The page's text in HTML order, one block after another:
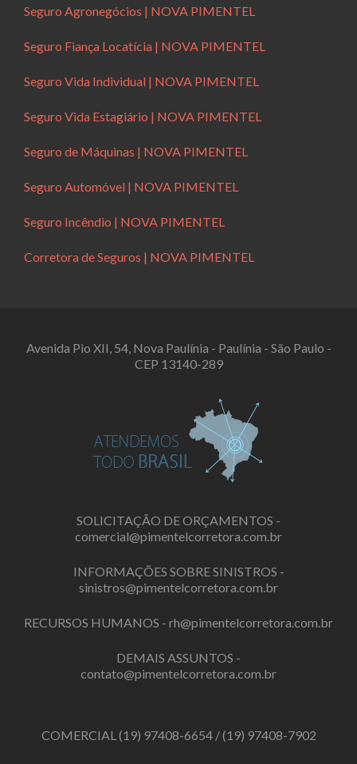
Seguro Agronegócios | NOVA PIMENTEL
Seguro Fiança Locatícia | NOVA PIMENTEL
Seguro Vida Individual | NOVA PIMENTEL
Seguro Vida Estagiário | NOVA PIMENTEL
Seguro de Máquinas | NOVA PIMENTEL
Seguro Automóvel | NOVA PIMENTEL
Seguro Incêndio | NOVA PIMENTEL
Corretora de Seguros | NOVA PIMENTEL
Avenida Pio XII, 54, Nova Paulínia - Paulínia - São Paulo -
CEP 13140-289
SOLICITAÇÃO DE ORÇAMENTOS -
comercial@pimentelcorretora.com.br
INFORMAÇÕES SOBRE SINISTROS -
sinistros@pimentelcorretora.com.br
RECURSOS HUMANOS - rh@pimentelcorretora.com.br
DEMAIS ASSUNTOS -
contato@pimentelcorretora.com.br
COMERCIAL(19) 97408-6654/(19) 97408-7902